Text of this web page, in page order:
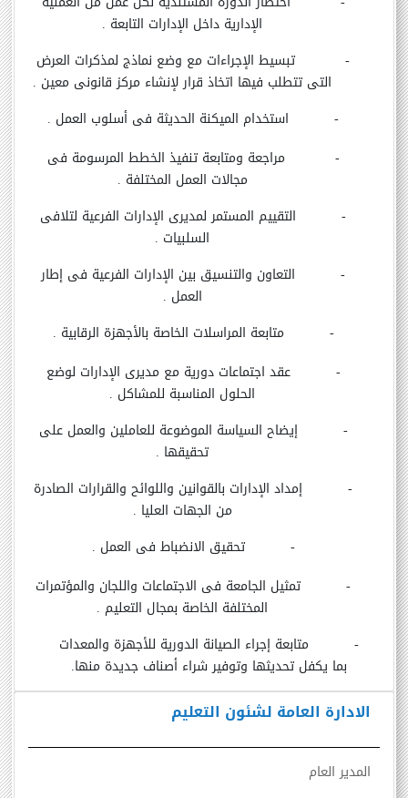
الادارة العامة لشئون التعليم
المدير العام
الإدارية داخل الإدارات التابعة .
-
تبسيط الإجراءات مع وضع نماذج لمذكرات العرض
التى تتطلب فيها اتخاذ قرار لإنشاء مركز قانونى معين .
-
استخدام الميكنة الحديثة فى أسلوب العمل .
-
مراجعة ومتابعة تنفيذ الخطط المرسومة فى
مجالات العمل المختلفة .
-
التقييم المستمر لمديرى الإدارات الفرعية لتلافى
السلبيات .
-
التعاون والتنسيق بين الإدارات الفرعية فى إطار
العمل .
-
متابعة المراسلات الخاصة بالأجهزة الرقابية .
-
عقد اجتماعات دورية مع مديرى الإدارات لوضع
الحلول المناسبة للمشاكل .
-
إيضاح السياسة الموضوعة للعاملين والعمل على
تحقيقها .
-
إمداد الإدارات بالقوانين واللوائح والقرارات الصادرة
من الجهات العليا .
-
تحقيق الانضباط فى العمل .
-
تمثيل الجامعة فى الاجتماعات واللجان والمؤتمرات
المختلفة الخاصة بمجال التعليم .
-
متابعة إجراء الصيانة الدورية للأجهزة والمعدات
بما يكفل تحديثها وتوفير شراء أصناف جديدة منها.